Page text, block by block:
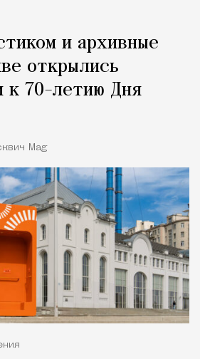
и архивные
открылись
к 70-летию Дня
Mag